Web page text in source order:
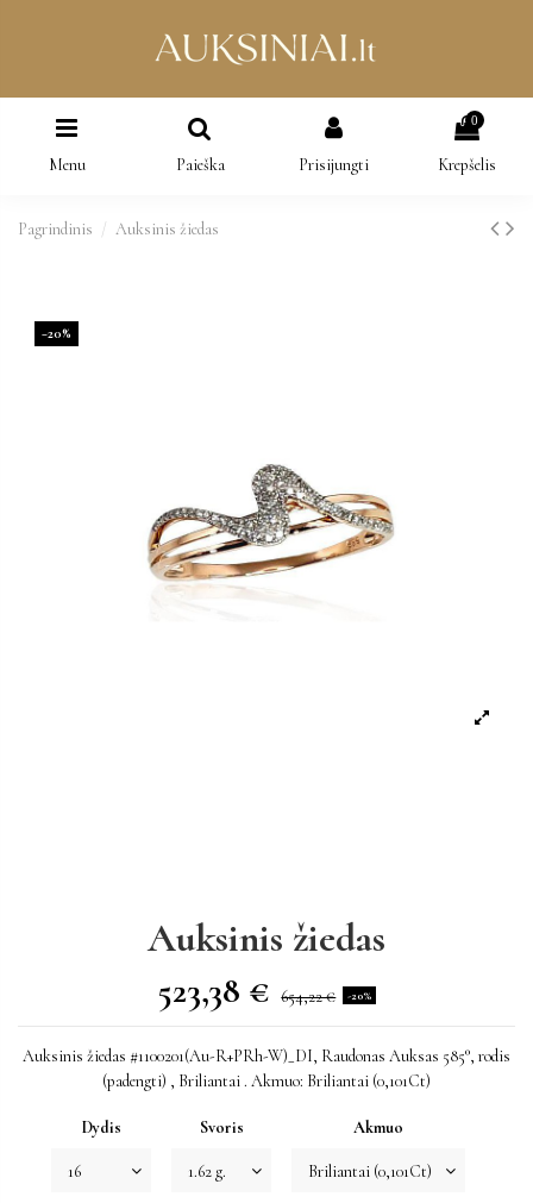
Menu Paieška Prisijungti
0
Krepšelis
Pagrindinis Auksinis žiedas
−20%
Auksinis žiedas
523,38 € 654,22 € -20%
Auksinis žiedas #1100201(Au-R+PRh-W)_DI, Raudonas Auksas 585°, rodis
(padengti) , Briliantai . Akmuo: Briliantai (0,101Ct)
Dydis Svoris Akmuo